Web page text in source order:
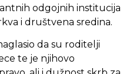
odgojnih institucija
i društvena sredina.
da su roditelji
te je njihovo